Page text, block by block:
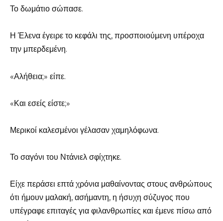
Το δωμάτιο σώπασε.
Η Έλενα έγειρε το κεφάλι της, προσποιούμενη υπέροχα
την μπερδεμένη.
«Αλήθεια;» είπε.
«Και εσείς είστε;»
Μερικοί καλεσμένοι γέλασαν χαμηλόφωνα.
Το σαγόνι του Ντάνιελ σφίχτηκε.
Είχε περάσει επτά χρόνια μαθαίνοντας στους ανθρώπους
ότι ήμουν μαλακή, ασήμαντη, η ήσυχη σύζυγος που
υπέγραφε επιταγές για φιλανθρωπίες και έμενε πίσω από